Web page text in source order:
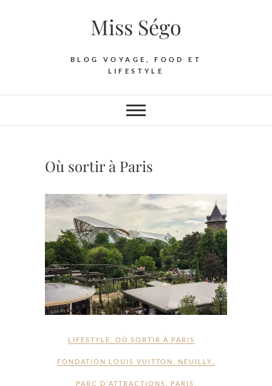
Miss Ségo
BLOG VOYAGE, FOOD ET
LIFESTYLE
Où sortir à Paris
LIFESTYLE OÙ SORTIR À PARIS
FONDATION LOUIS VUITTON NEUILLY
PARC D'ATTRACTIONS PARIS